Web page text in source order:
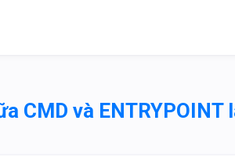
CMD và ENTRYPOINT